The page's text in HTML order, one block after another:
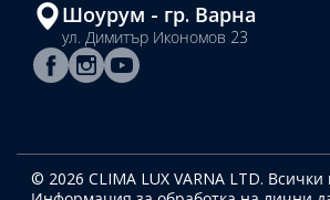
Шоурум - гр. Варна
ул. Димитър Икономов 23
© 2026 CLIMA LUX VARNA LTD.